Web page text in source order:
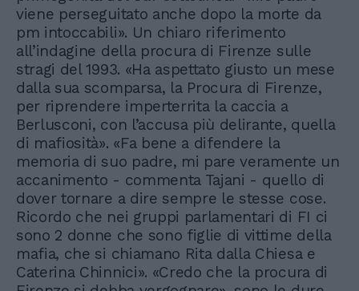
viene perseguitato anche dopo la morte da
pm intoccabili». Un chiaro riferimento
all’indagine della procura di Firenze sulle
stragi del 1993. «Ha aspettato giusto un mese
dalla sua scomparsa, la Procura di Firenze,
per riprendere imperterrita la caccia a
Berlusconi, con l’accusa più delirante, quella
di mafiosità». «Fa bene a difendere la
memoria di suo padre, mi pare veramente un
accanimento - commenta Tajani - quello di
dover tornare a dire sempre le stesse cose.
Ricordo che nei gruppi parlamentari di FI ci
sono 2 donne che sono figlie di vittime della
mafia, che si chiamano Rita dalla Chiesa e
Caterina Chinnici». «Credo che la procura di